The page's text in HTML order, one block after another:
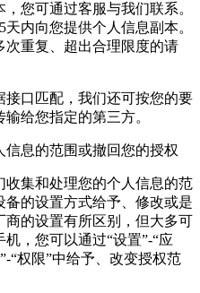
您可通过客服与我们联系。
内向您提供个人信息副本。
重复、超出合理限度的请
口匹配，我们还可按您的要
给您指定的第三方。
信息的范围或撤回您的授权
集和处理您的个人信息的范
的设置方式给予、修改或是
的设置有所区别，但大多可
，您可以通过“设置”-“应
”-“权限”中给予、改变授权范